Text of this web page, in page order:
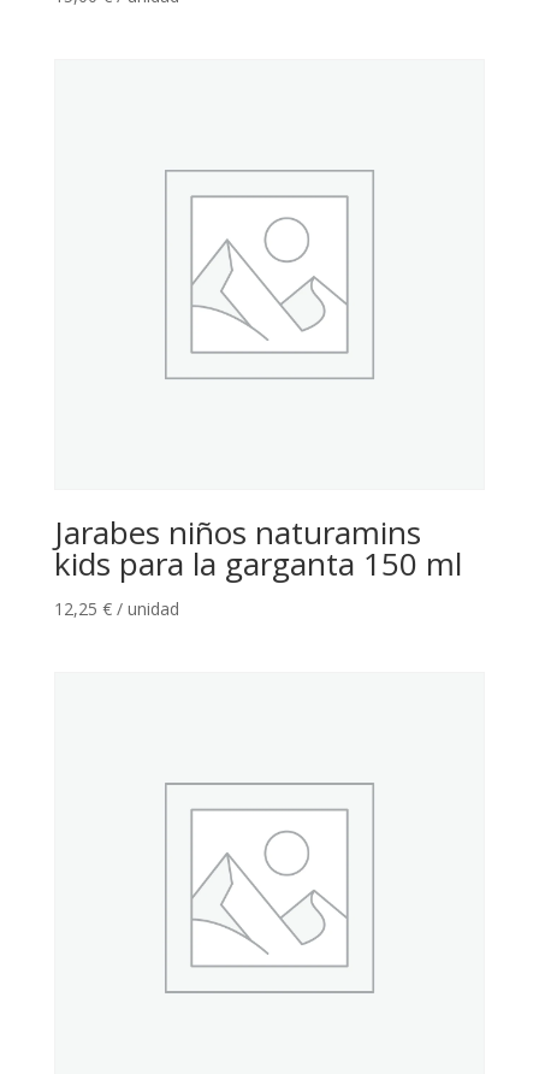
Jarabes niños naturamins
kids para la garganta 150 ml
12,25 € / unidad